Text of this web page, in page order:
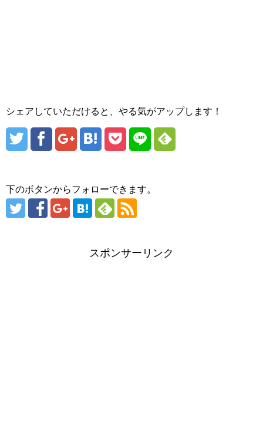
シェアしていただけると、やる気がアップします！
下のボタンからフォローできます。
スポンサーリンク